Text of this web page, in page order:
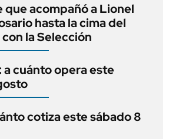
acompañó a Lionel
hasta la cima del
la Selección
a cuánto opera este
cotiza este sábado 8